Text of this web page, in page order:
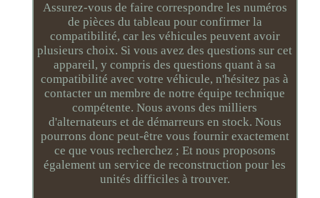
Assurez-vous de faire correspondre les numéros
de pièces du tableau pour confirmer la
compatibilité, car les véhicules peuvent avoir
plusieurs choix. Si vous avez des questions sur cet
appareil, y compris des questions quant à sa
compatibilité avec votre véhicule, n'hésitez pas à
contacter un membre de notre équipe technique
compétente. Nous avons des milliers
d'alternateurs et de démarreurs en stock. Nous
pourrons donc peut-être vous fournir exactement
ce que vous recherchez ; Et nous proposons
également un service de reconstruction pour les
unités difficiles à trouver.